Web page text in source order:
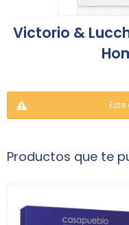
Victorio &
Productos que te